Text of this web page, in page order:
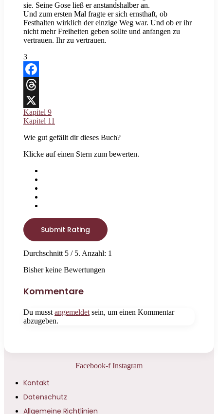
sie. Seine Gose ließ er anstandshalber an.
Und zum ersten Mal fragte er sich ernsthaft, ob
Festhalten wirklich der einzige Weg war. Und ob er ihr
nicht mehr Freiheiten geben sollte und anfangen zu
vertrauen. Ihr zu vertrauen.
3
Facebook
Threads
X
Kapitel 9
Kapitel 11
Wie gut gefällt dir dieses Buch?
Klicke auf einen Stern zum bewerten.
Submit Rating
Durchschnitt 5 / 5. Anzahl: 1
Bisher keine Bewertungen
Kommentare
Du musst angemeldet sein, um einen Kommentar
abzugeben.
Facebook-f Instagram
Kontakt
Datenschutz
Allgemeine Richtlinien